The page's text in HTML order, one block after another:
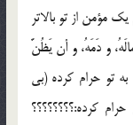
مؤمن از تو بالاتر
و دَمَهُ، و أن يَظُنَّ
به تو حرام كرده (بي
كرده:؟؟؟؟؟؟؟؟